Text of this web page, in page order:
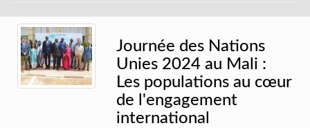
Journée des Nations
Unies 2024 au Mali :
Les populations au cœur
de l'engagement
international